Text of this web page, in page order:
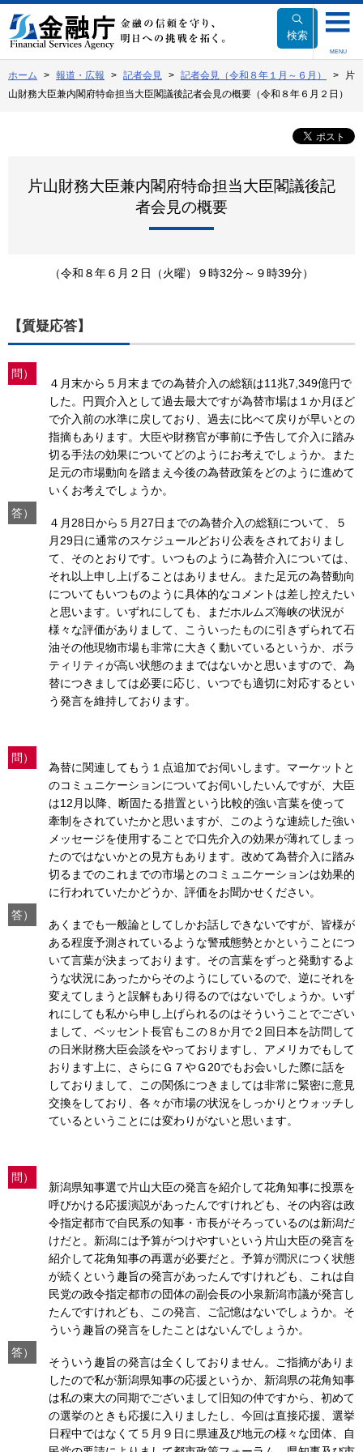
文
へ
動
検索
MENU
ホーム 報道・広報 記者会見 記者会見（令和８年１月～６月）
片
山財務大臣兼内閣府特命担当大臣閣議後記者会見の概要（令和８年６月２日）
片山財務大臣兼内閣府特命担当大臣閣議後記
者会見の概要
（令和８年６月２日（火曜）９時32分～９時39分）
【質疑応答】
問）
４月末から５月末までの為替介入の総額は11兆7,349億円で
した。円買介入として過去最大ですが為替市場は１か月ほど
で介入前の水準に戻しており、過去に比べて戻りが早いとの
指摘もあります。大臣や財務官が事前に予告して介入に踏み
切る手法の効果についてどのようにお考えでしょうか。また
足元の市場動向を踏まえ今後の為替政策をどのように進めて
いくお考えでしょうか。
答）
４月28日から５月27日までの為替介入の総額について、５
月29日に通常のスケジュールどおり公表をされておりまし
て、そのとおりです。いつものように為替介入については、
それ以上申し上げることはありません。また足元の為替動向
についてもいつものように具体的なコメントは差し控えたい
と思います。いずれにしても、まだホルムズ海峡の状況が
様々な評価がありまして、こういったものに引きずられて石
油その他現物市場も非常に大きく動いているというか、ボラ
ティリティが高い状態のままではないかと思いますので、為
替につきましては必要に応じ、いつでも適切に対応するとい
う発言を維持しております。
問）
為替に関連してもう１点追加でお伺いします。マーケットと
のコミュニケーションについてお伺いしたいんですが、大臣
は12月以降、断固たる措置という比較的強い言葉を使って
牽制をされていたかと思いますが、このような連続した強い
メッセージを使用することで口先介入の効果が薄れてしまっ
たのではないかとの見方もあります。改めて為替介入に踏み
切るまでのこれまでの市場とのコミュニケーションは効果的
に行われていたかどうか、評価をお聞かせください。
答）
あくまでも一般論としてしかお話しできないですが、皆様が
ある程度予測されているような警戒態勢とかということにつ
いて言葉が決まっております。その言葉をずっと発動するよ
うな状況にあったからそのようにしているので、逆にそれを
変えてしまうと誤解もあり得るのではないでしょうか。いず
れにしても私から申し上げられるのはそういうことでござい
まして、ベッセント長官もこの８か月で２回日本を訪問して
の日米財務大臣会談をやっておりますし、アメリカでもして
おります上に、さらにＧ７やＧ20でもお会いした際に話を
しておりまして、この関係につきましては非常に緊密に意見
交換をしており、各々が市場の状況をしっかりとウォッチし
ているということには変わりがないと思います。
問）
新潟県知事選で片山大臣の発言を紹介して花角知事に投票を
呼びかける応援演説があったんですけれども、その内容は政
令指定都市で自民系の知事・市長がそろっているのは新潟だ
けだと。新潟には予算がつけやすいという片山大臣の発言を
紹介して花角知事の再選が必要だと。予算が潤沢につく状態
が続くという趣旨の発言があったんですけれども、これは自
民党の政令指定都市の団体の副会長の小泉新潟市議が発言し
たんですけれども、この発言、ご記憶はないでしょうか。そ
ういう趣旨の発言をしたことはないんでしょうか。
答）
そういう趣旨の発言は全くしておりません。ご指摘がありま
したので私が新潟県知事の応援というか、新潟県の花角知事
は私の東大の同期でございまして旧知の仲ですから、初めて
の選挙のときも応援に入りましたし、今回は直接応援、選挙
日程中ではなくて５月９日に県連及び地元の様々な団体、自